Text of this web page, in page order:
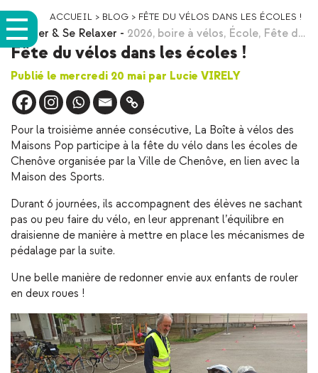
ACCUEIL > BLOG > FÊTE DU VÉLOS DANS LES ÉCOLES !
Bouger & Se Relaxer - 2026, boire à vélos, École, Fête d…
Fête du vélos dans les écoles !
Publié le mercredi 20 mai par Lucie VIRELY
Pour la troisième année consécutive, La Boîte à vélos des
Maisons Pop participe à la fête du vélo dans les écoles de
Chenôve organisée par la Ville de Chenôve, en lien avec la
Maison des Sports.
Durant 6 journées, ils accompagnent des élèves ne sachant
pas ou peu faire du vélo, en leur apprenant l’équilibre en
draisienne de manière à mettre en place les mécanismes de
pédalage par la suite.
Une belle manière de redonner envie aux enfants de rouler
en deux roues !